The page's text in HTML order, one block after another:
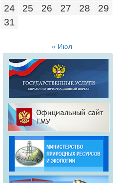
24
25 26 27 28 29
31
« Июл